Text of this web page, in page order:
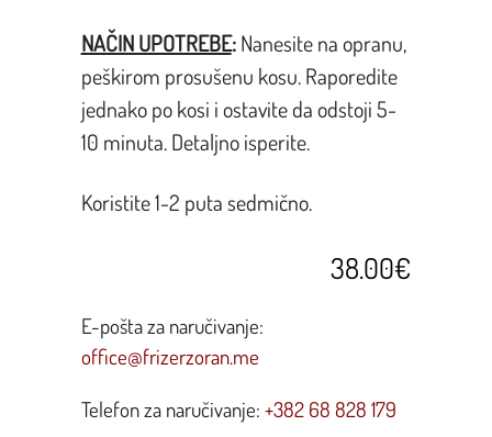
NAČIN UPOTREBE:Nanesite na opranu,
peškirom prosušenu kosu. Raporedite
jednako po kosi i ostavite da odstoji 5-
10 minuta. Detaljno isperite.
Koristite 1-2 puta sedmično.
38.00€
E-pošta za naručivanje:
office@frizerzoran.me
Telefon za naručivanje: +382 68 828 179